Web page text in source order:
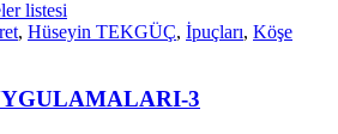
, Hüseyin TEKGÜÇ, İpuçları, Köşe
3